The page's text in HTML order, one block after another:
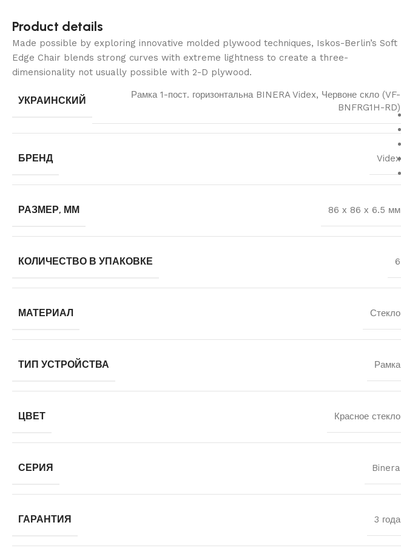
Product details
Made possible by exploring innovative molded plywood techniques, Iskos-Berlin’s Soft
Edge Chair blends strong curves with extreme lightness to create a three-
dimensionality not usually possible with 2-D plywood.
УКРАИНСКИЙ
Рамка 1-пост. горизонтальна BINERA Videx, Червоне скло (VF-
BNFRG1H-RD)
БРЕНД Videx
РАЗМЕР, ММ 86 х 86 х 6.5 мм
КОЛИЧЕСТВО В УПАКОВКЕ 6
МАТЕРИАЛ Стекло
ТИП УСТРОЙСТВА Рамка
ЦВЕТ Красное стекло
СЕРИЯ Binera
ГАРАНТИЯ 3 года